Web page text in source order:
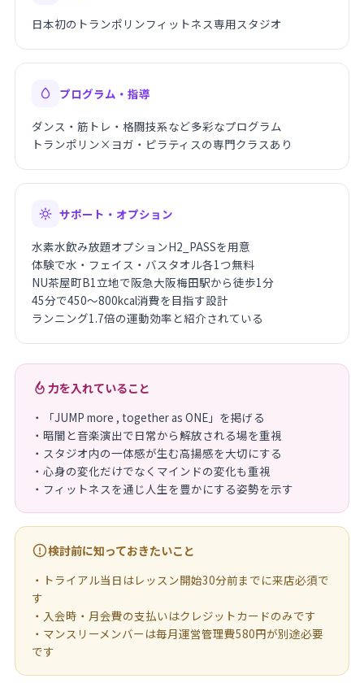
日本初のトランポリンフィットネス専用スタジオ
プログラム・指導
ダンス・筋トレ・格闘技系など多彩なプログラム
トランポリン×ヨガ・ピラティスの専門クラスあり
サポート・オプション
水素水飲み放題オプションH2_PASSを用意
体験で水・フェイス・バスタオル各1つ無料
NU茶屋町B1立地で阪急大阪梅田駅から徒歩1分
45分で450〜800kcal消費を目指す設計
ランニング1.7倍の運動効率と紹介されている
力を入れていること
・「JUMP more , together as ONE」を掲げる
・暗闇と音楽演出で日常から解放される場を重視
・スタジオ内の一体感が生む高揚感を大切にする
・心身の変化だけでなくマインドの変化も重視
・フィットネスを通じ人生を豊かにする姿勢を示す
検討前に知っておきたいこと
・トライアル当日はレッスン開始30分前までに来店必須で
す
・入会時・月会費の支払いはクレジットカードのみです
・マンスリーメンバーは毎月運営管理費580円が別途必要
です